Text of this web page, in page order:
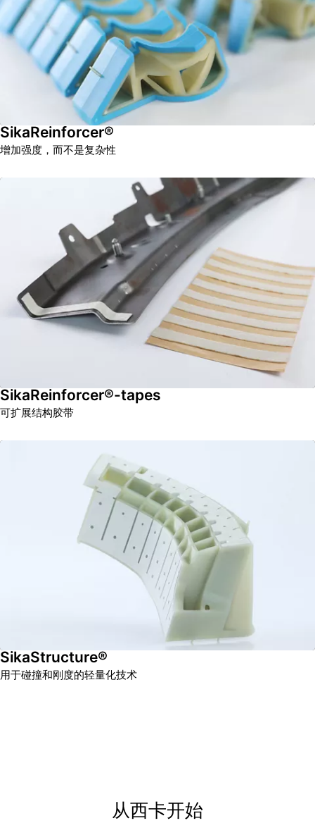
SikaReinforcer®
增加强度，而不是复杂性
SikaReinforcer®-tapes
可扩展结构胶带
SikaStructure®
用于碰撞和刚度的轻量化技术
从西卡开始